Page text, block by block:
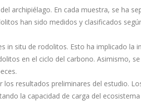
archipiélago. En cada muestra, se ha
han sido medidos y clasificados
in situ de rodolitos. Esto ha implicado la
en el ciclo del carbono. Asimismo,
resultados preliminares del estudio.
la capacidad de carga del